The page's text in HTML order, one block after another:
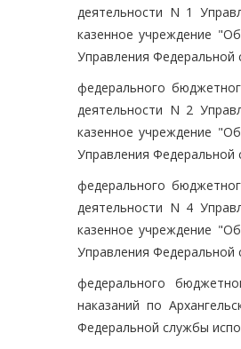
деятельности N 1
казенное учреждение
Управления Федеральной
федерального
деятельности N 2
казенное учреждение
Управления Федеральной
федерального
деятельности N 4
казенное учреждение
Управления Федеральной
федерального
наказаний по
Федеральной службы